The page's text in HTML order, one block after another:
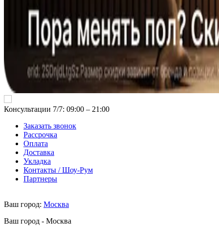
Консультации 7/7: 09:00 ‒ 21:00
Заказать звонок
Рассрочка
Оплата
Доставка
Укладка
Контакты / Шоу-Рум
Партнеры
Ваш город: Москва
Ваш город - Москва